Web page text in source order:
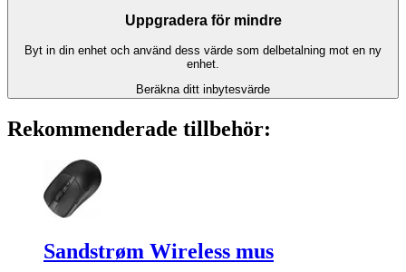
Uppgradera för mindre
Byt in din enhet och använd dess värde som delbetalning mot en ny
enhet.
Beräkna ditt inbytesvärde
Rekommenderade tillbehör:
Sandstrøm Wireless mus